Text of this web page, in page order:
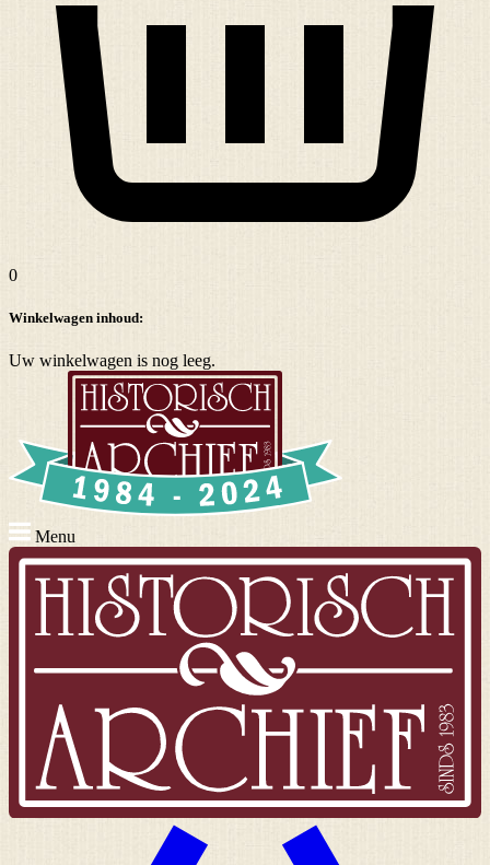
0
Winkelwagen inhoud:
Uw winkelwagen is nog leeg.
Menu